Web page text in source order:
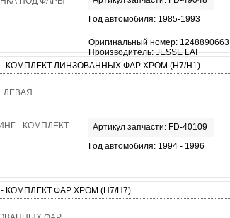
Год автомобиля: 1985-1993
Оригинальный номер: 1248890663
Производитель: JESSE LAI
- КОМПЛЕКТ ЛИНЗОВАННЫХ ФАР ХРОМ (H7/H1)
Артикул запчасти: FD-40109
Год автомобиля: 1994 - 1996
- КОМПЛЕКТ ФАР ХРОМ (H7/H7)